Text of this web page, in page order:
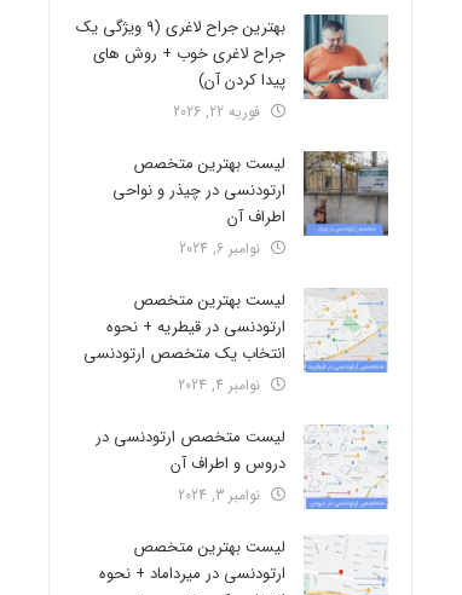
بهترین جراح لاغری (9 ویژگی یک
جراح لاغری خوب + روش های
پیدا کردن آن)
فوریه 22, 2026
لیست بهترین متخصص
ارتودنسی در چیذر و نواحی
اطراف آن
نوامبر 6, 2024
لیست بهترین متخصص
ارتودنسی در قیطریه + نحوه
انتخاب یک متخصص ارتودنسی
نوامبر 4, 2024
لیست متخصص ارتودنسی در
دروس و اطراف آن
نوامبر 3, 2024
لیست بهترین متخصص
ارتودنسی در میرداماد + نحوه